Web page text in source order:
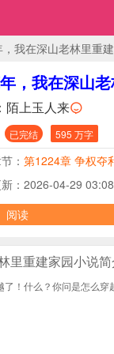
，我在深山老林里重
，我在深山
陌上玉人来
已完结 595 万字
： 第1224章 争权夺
：2026-04-29
阅读
里重建家园小说
！什么？你问是怎么穿